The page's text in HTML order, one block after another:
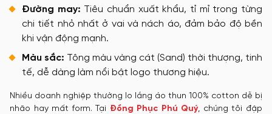
Đường may: Tiêu chuẩn xuất khẩu, tỉ mỉ trong từng
chi tiết nhỏ nhất ở vai và nách áo, đảm bảo độ bền
khi vận động mạnh.
Màu sắc: Tông màu vàng cát (Sand) thời thượng, tinh
tế, dễ dàng làm nổi bật logo thương hiệu.
Nhiều doanh nghiệp thường lo lắng áo thun 100% cotton dễ bị
nhão hay mất form. Tại Đồng Phục Phú Quý, chúng tôi đập